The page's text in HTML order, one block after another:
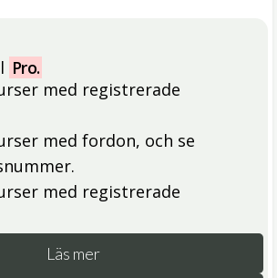
Pro.
med registrerade
med fordon, och se
med registrerade
Läs mer